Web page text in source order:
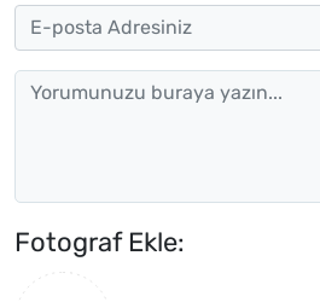
Fotograf Ekle: